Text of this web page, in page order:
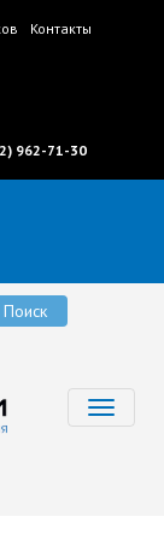
Контакты
962-71-30